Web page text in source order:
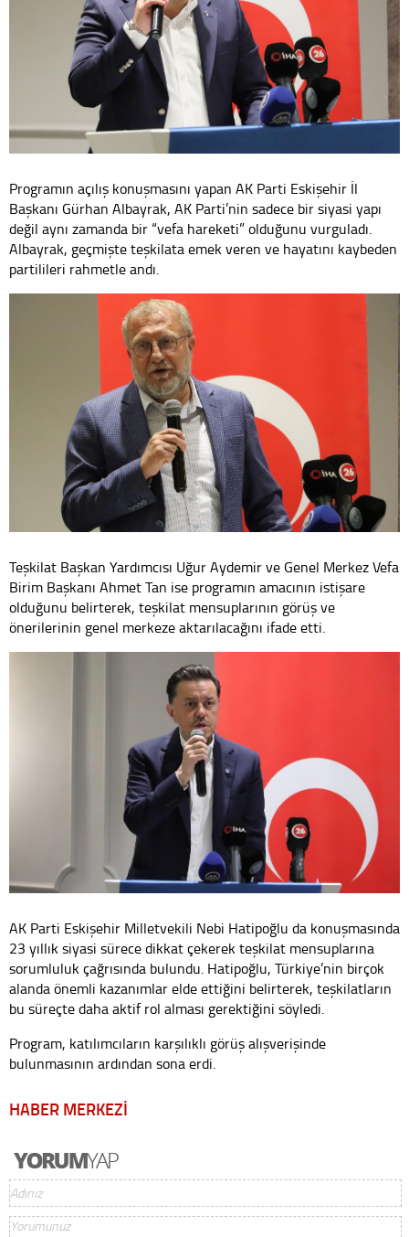
Programın açılış konuşmasını yapan AK Parti Eskişehir İl
Başkanı Gürhan Albayrak, AK Parti’nin sadece bir siyasi yapı
değil aynı zamanda bir “vefa hareketi” olduğunu vurguladı.
Albayrak, geçmişte teşkilata emek veren ve hayatını kaybeden
partilileri rahmetle andı.
Teşkilat Başkan Yardımcısı Uğur Aydemir ve Genel Merkez Vefa
Birim Başkanı Ahmet Tan ise programın amacının istişare
olduğunu belirterek, teşkilat mensuplarının görüş ve
önerilerinin genel merkeze aktarılacağını ifade etti.
AK Parti Eskişehir Milletvekili Nebi Hatipoğlu da konuşmasında
23 yıllık siyasi sürece dikkat çekerek teşkilat mensuplarına
sorumluluk çağrısında bulundu. Hatipoğlu, Türkiye’nin birçok
alanda önemli kazanımlar elde ettiğini belirterek, teşkilatların
bu süreçte daha aktif rol alması gerektiğini söyledi.
Program, katılımcıların karşılıklı görüş alışverişinde
bulunmasının ardından sona erdi.
HABER MERKEZİ